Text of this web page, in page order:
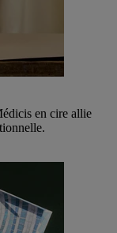
en cire allie